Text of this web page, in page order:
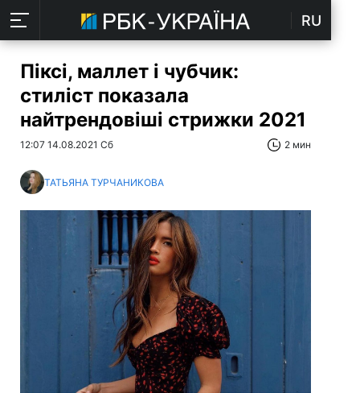
RU
Піксі, маллет і чубчик:
стиліст показала
найтрендовіші стрижки 2021
12:07 14.08.2021 Сб 2 мин
ТАТЬЯНА ТУРЧАНИКОВА